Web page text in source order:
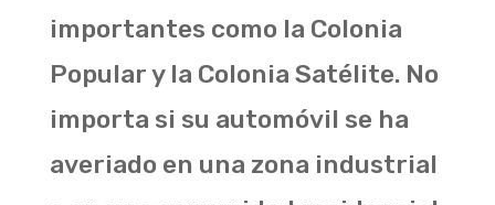
importantes como la Colonia
Popular y la Colonia Satélite. No
importa si su automóvil se ha
averiado en una zona industrial